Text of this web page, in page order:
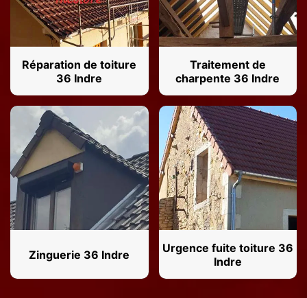
Réparation de toiture
36 Indre
Traitement de
charpente 36 Indre
Zinguerie 36 Indre
Urgence fuite toiture 36
Indre